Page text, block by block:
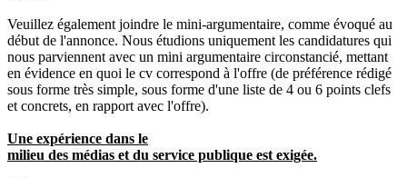
Veuillez également joindre le mini-argumentaire, comme évoqué au
début de l'annonce. Nous étudions uniquement les candidatures qui
nous parviennent avec un mini argumentaire circonstancié, mettant
en évidence en quoi le cv correspond à l'offre (de préférence rédigé
sous forme très simple, sous forme d'une liste de 4 ou 6 points clefs
et concrets, en rapport avec l'offre).
Une expérience dans le
milieu des médias et du service publique est exigée.